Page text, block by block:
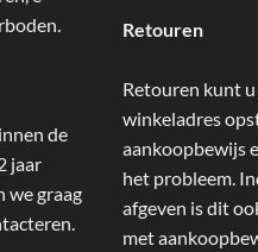
de
jaar
we graag
Retouren
Retouren kunt
winkeladres
aankoopbewijs
het probleem.
afgeven is dit
met